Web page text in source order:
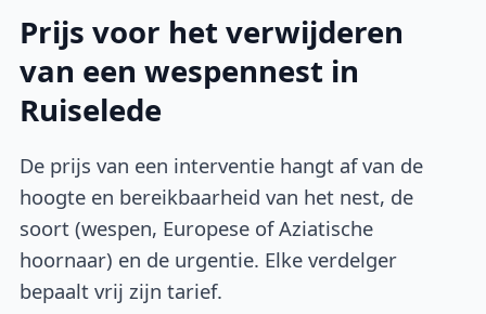
Prijs voor het verwijderen
van een wespennest in
Ruiselede
De prijs van een interventie hangt af van de
hoogte en bereikbaarheid van het nest, de
soort (wespen, Europese of Aziatische
hoornaar) en de urgentie. Elke verdelger
bepaalt vrij zijn tarief.